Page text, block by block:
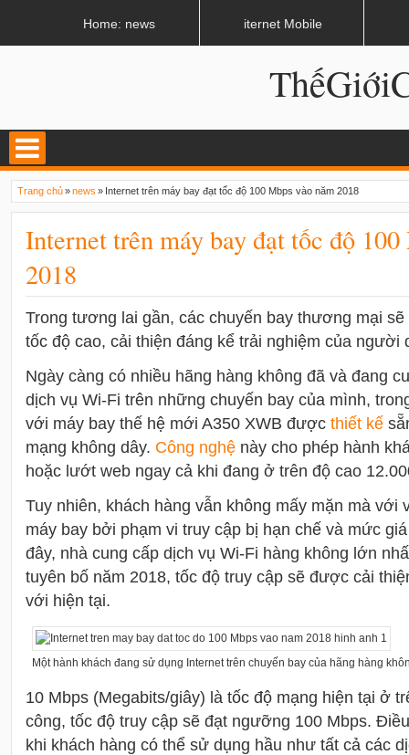
Trang chủ»news » Internet trên máy bay đạt tốc độ 100 Mbps vào năm 2018
Internet trên máy bay đạt tốc độ
2018
Trong tương lai gần, các chuyến bay thương mại
tốc độ cao, cải thiện đáng kể trải nghiệm của người
Ngày càng có nhiều hãng hàng không đã và đang
dịch vụ Wi-Fi trên những chuyến bay của mình,
với máy bay thế hệ mới A350 XWB được thiết kế
mạng không dây. Công nghệ này cho phép hành
hoặc lướt web ngay cả khi đang ở trên độ cao
Tuy nhiên, khách hàng vẫn không mấy mặn mà với
máy bay bởi phạm vi truy cập bị hạn chế và mức
đây, nhà cung cấp dịch vụ Wi-Fi hàng không lớn
tuyên bố năm 2018, tốc độ truy cập sẽ được cải
với hiện tại.
Một hành khách đang sử dụng Internet trên chuyến bay của hãng hàng
10 Mbps (Megabits/giây) là tốc độ mạng hiện tại ở
công, tốc độ truy cập sẽ đạt ngưỡng 100 Mbps.
khi khách hàng có thể sử dụng hầu như tất cả các
Home: news iternet Mobile